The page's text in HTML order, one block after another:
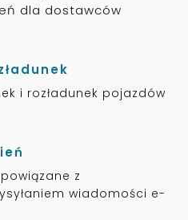
dla dostawców
i rozładunek pojazdów
z
wiadomości e-